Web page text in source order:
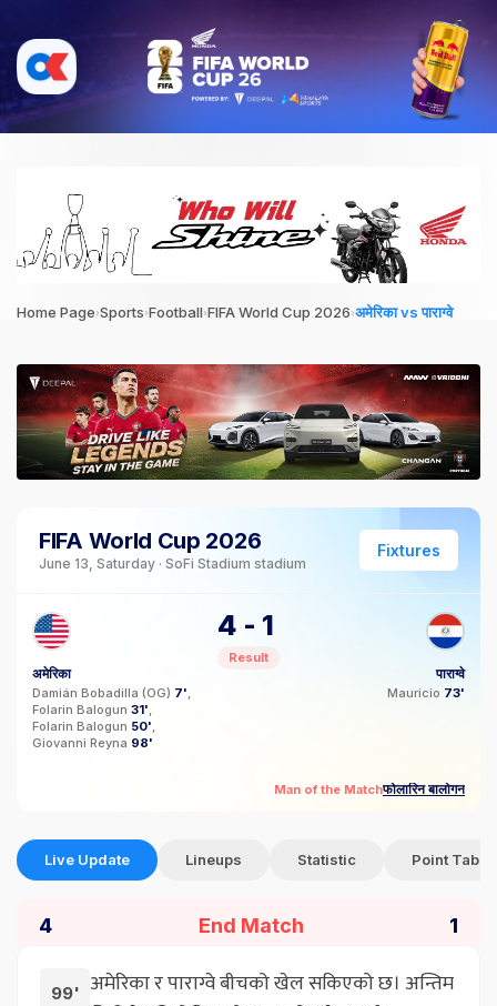
Home Page›Sports›Football›FIFA World Cup 2026›अमेरिका vs पाराग्वे
FIFA World Cup 2026
June 13, Saturday · SoFi Stadium stadium
Fixtures
अमेरिका
Damián Bobadilla (OG) 7'
Folarin Balogun 31'
Folarin Balogun 50'
Giovanni Reyna 98'
4 - 1
Result
पाराग्वे
Mauricio 73'
Man of the Matchफोलारिन बालोगन
Live Update Lineups Statistic Point Table
4 End Match 1
99' अमेरिका र पाराग्वे बीचको खेल सकिएको छ। अन्तिम